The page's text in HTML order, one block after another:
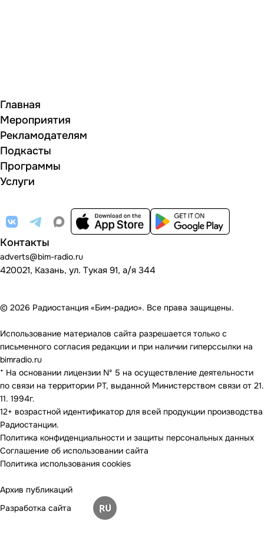
Главная
Мероприятия
Рекламодателям
Подкасты
Программы
Услуги
Контакты
adverts@bim-radio.ru
420021, Казань, ул. Тукая 91, а/я 344
© 2026 Радиостанция «Бим-радио». Все права защищены.
Использование материалов сайта разрешается только с
письменного согласия редакции и при наличии гиперссылки на
bimradio.ru
* На основании лицензии Nº 5 на осуществление деятельности
по связи на территории РТ, выданной Министерством связи от 21.
11. 1994г.
12+ возрастной идентификатор для всей продукции производства
Радиостанции.
Политика конфиденциальности и защиты персональных данных
Соглашение об использовании сайта
Политика использования cookies
Архив публикаций
Разработка сайта